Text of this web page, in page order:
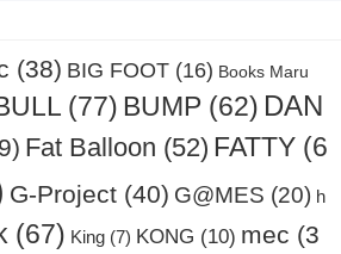
(38) BIG FOOT (16) Books Maru
(77) BUMP (62) DAN
Fat Balloon (52) FATTY (6
G-Project (40) G@MES (20) h
(67) King (7) KONG (10) mec (3